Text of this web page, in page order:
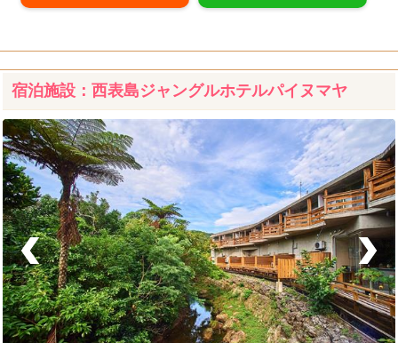
宿泊施設：西表島ジャングルホテルパイヌマヤ